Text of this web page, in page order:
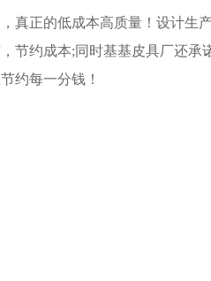
真正的低成本高质量！设计生
节约成本;同时基基皮具厂还承
约每一分钱！